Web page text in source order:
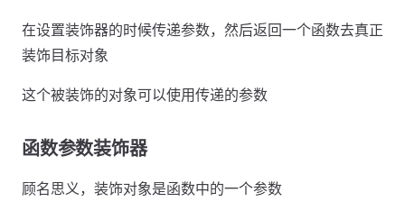
在设置装饰器的时候传递参数，然后返回一个函数去真正
装饰目标对象
这个被装饰的对象可以使用传递的参数
函数参数装饰器
顾名思义，装饰对象是函数中的一个参数